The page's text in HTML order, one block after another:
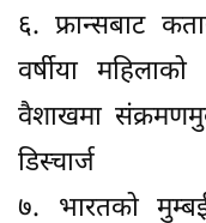
६. फ्रान्सबाट
वर्षीया
वैशाखमा
डिस्चार्ज
७. भारतको